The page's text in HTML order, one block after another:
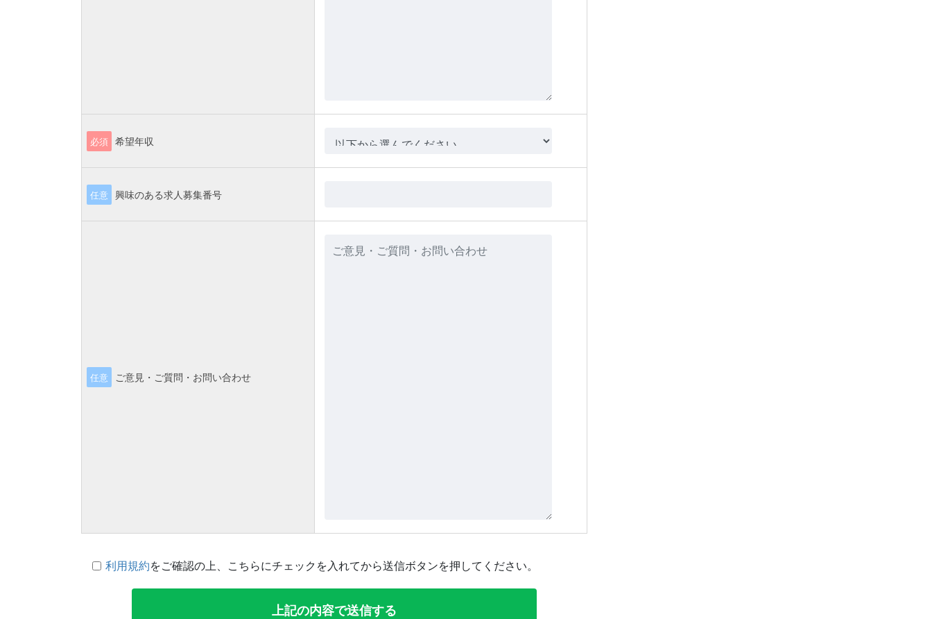
必須 希望年収
任意 興味のある求人募集番号
任意 ご意見・ご質問・お問い合わせ
利用規約をご確認の上、こちらにチェックを入れてから送信ボタンを押してください。